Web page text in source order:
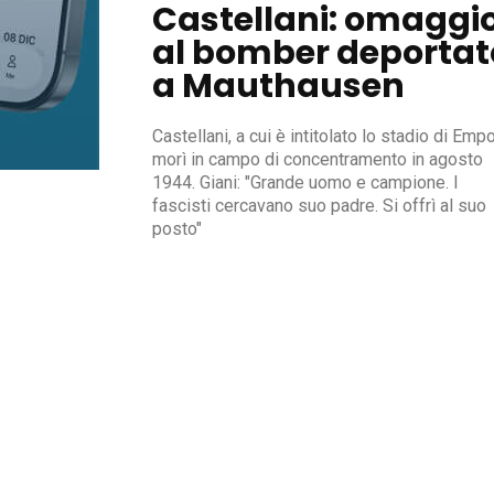
Castellani:
al bomber
a Mauthausen
Castellani, a cui è intitolato lo stadio di
morì in campo di concentramento in agosto
1944. Giani: "Grande uomo e campione. I
fascisti cercavano suo padre. Si offrì al suo
posto"